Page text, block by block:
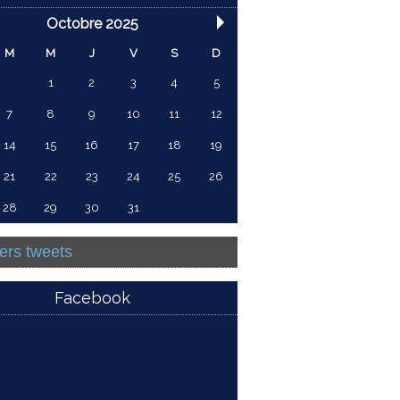
Octobre 2025
M M J V S D
1 2 3 4 5
7 8 9 10 11 12
14 15 16 17 18 19
21 22 23 24 25 26
28 29 30 31
tweets
Facebook